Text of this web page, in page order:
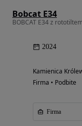
Bobcat E34
BOBCAT E34 z
2024
Kamienica
Firma • Podbite
Firma